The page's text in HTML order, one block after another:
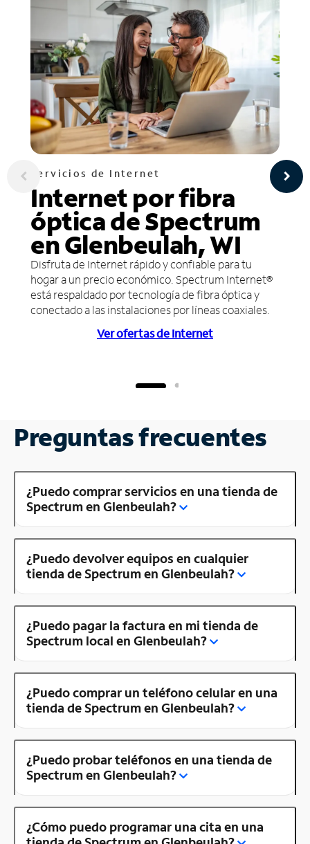
Servicios de Internet
Internet por fibra
óptica de Spectrum
en Glenbeulah, WI
Disfruta de Internet rápido y confiable para tu
hogar a un precio económico. Spectrum Internet®
está respaldado por tecnología de fibra óptica y
conectado a las instalaciones por líneas coaxiales.
Ver ofertas de Internet
Preguntas frecuentes
¿Puedo comprar servicios en una tienda de
Spectrum en Glenbeulah?
¿Puedo devolver equipos en cualquier
tienda de Spectrum en Glenbeulah?
¿Puedo pagar la factura en mi tienda de
Spectrum local en Glenbeulah?
¿Puedo comprar un teléfono celular en una
tienda de Spectrum en Glenbeulah?
¿Puedo probar teléfonos en una tienda de
Spectrum en Glenbeulah?
¿Cómo puedo programar una cita en una